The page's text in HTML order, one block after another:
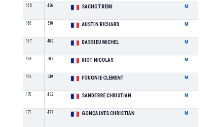
165 426 SACHOT REMI M
166 510 AUSTIN RICHARD M
167 482 DASSIEU MICHEL M
168 507 RIOT NICOLAS M
169 549 FOUGNIE CLEMENT M
170 432 SANDERRE CHRISTIAN M
171 477 GONÇALVES CHRISTIAN M